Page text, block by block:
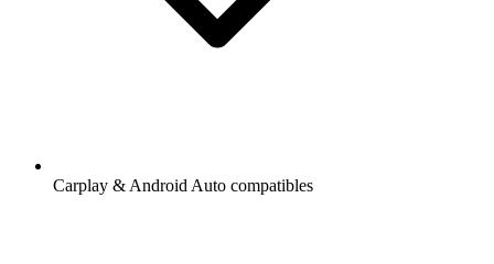
Carplay & Android Auto compatibles